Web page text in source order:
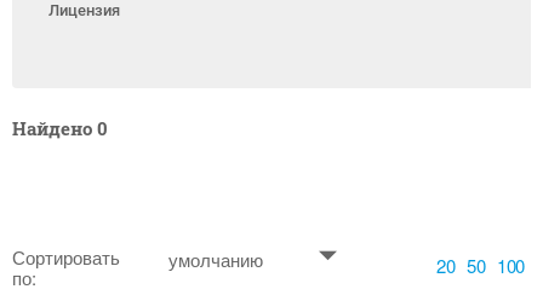
Лицензия
Найдено 0
Сортировать
по:
умолчанию 20 50 100